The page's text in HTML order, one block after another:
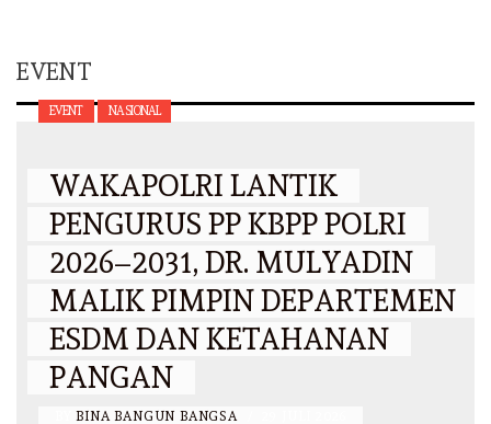
EVENT
EVENT NASIONAL
WAKAPOLRI LANTIK
PENGURUS PP KBPP POLRI
2026–2031, DR. MULYADIN
MALIK PIMPIN DEPARTEMEN
ESDM DAN KETAHANAN
PANGAN
BINA BANGUN BANGSA